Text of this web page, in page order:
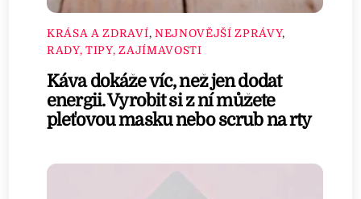
KRÁSA A ZDRAVÍ, NEJNOVĚJŠÍ ZPRÁVY,
RADY, TIPY, ZAJÍMAVOSTI
Káva dokáže víc, než jen dodat
energii. Vyrobit si z ní můžete
pleťovou masku nebo scrub na rty